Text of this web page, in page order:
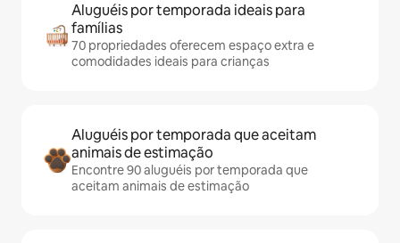
Aluguéis por temporada ideais para
famílias
70 propriedades oferecem espaço extra e
comodidades ideais para crianças
Aluguéis por temporada que aceitam
animais de estimação
Encontre 90 aluguéis por temporada que
aceitam animais de estimação